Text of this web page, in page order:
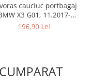
cauciuc portbagaj
X3 G01, 11.2017-
Rigum RKK Cehia
196,90 Lei